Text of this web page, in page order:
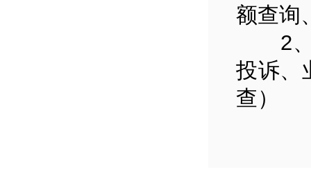
额查询
2、
投诉、
查）